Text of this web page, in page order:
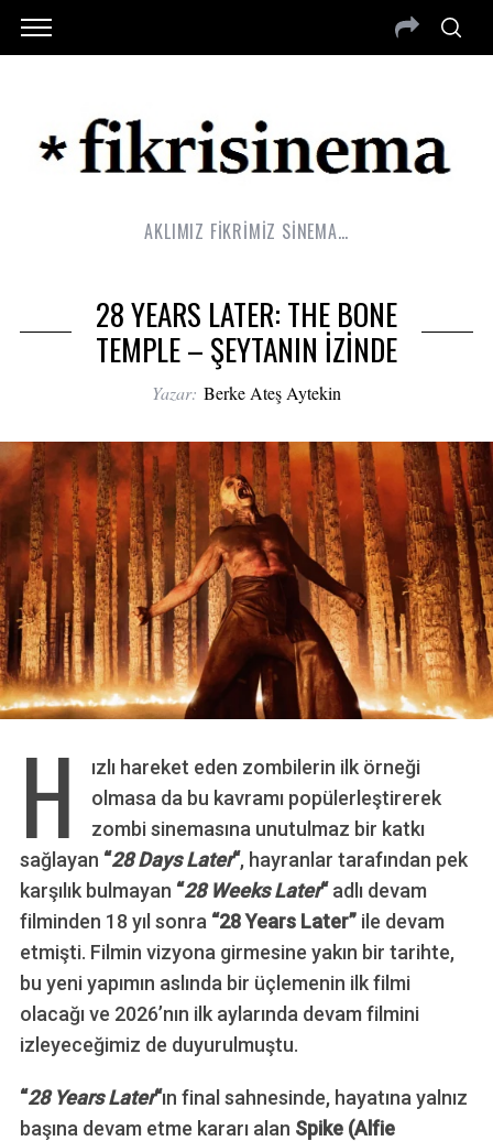
AKLIMIZ FİKRİMİZ SİNEMA…
28 YEARS LATER: THE BONE
TEMPLE – ŞEYTANIN İZİNDE
Yazar: Berke Ateş Aytekin
H
ızlı hareket eden zombilerin ilk örneği
olmasa da bu kavramı popülerleştirerek
zombi sinemasına unutulmaz bir katkı
sağlayan “28 Days Later“, hayranlar tarafından pek
karşılık bulmayan “28 Weeks Later“adlı devam
filminden 18 yıl sonra “28 Years Later”ile devam
etmişti. Filmin vizyona girmesine yakın bir tarihte,
bu yeni yapımın aslında bir üçlemenin ilk filmi
olacağı ve 2026’nın ilk aylarında devam filmini
izleyeceğimiz de duyurulmuştu.
“28 Years Later“ın final sahnesinde, hayatına yalnız
başına devam etme kararı alan Spike (Alfie